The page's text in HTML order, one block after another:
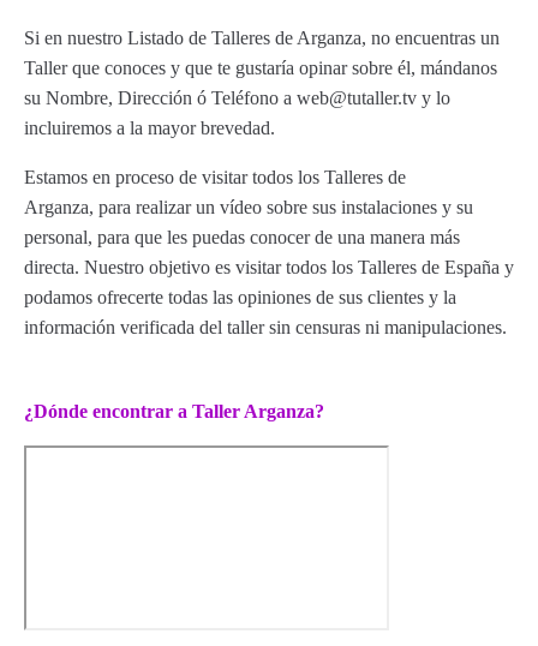
Si en nuestro Listado de Talleres de Arganza, no encuentras un
Taller que conoces y que te gustaría opinar sobre él, mándanos
su Nombre, Dirección ó Teléfono a web@tutaller.tv y lo
incluiremos a la mayor brevedad.
Estamos en proceso de visitar todos los Talleres de
Arganza, para realizar un vídeo sobre sus instalaciones y su
personal, para que les puedas conocer de una manera más
directa. Nuestro objetivo es visitar todos los Talleres de España y
podamos ofrecerte todas las opiniones de sus clientes y la
información verificada del taller sin censuras ni manipulaciones.
¿Dónde encontrar a Taller Arganza?